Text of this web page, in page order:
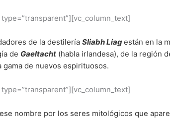
de la destilería Sliabh Liagestán en la
de Gaeltacht(habla irlandesa), de la región
gama de nuevos espirituosos.
nombre por los seres mitológicos que